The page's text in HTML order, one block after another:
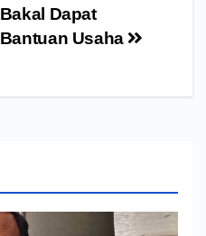
Bakal Dapat
Bantuan Usaha